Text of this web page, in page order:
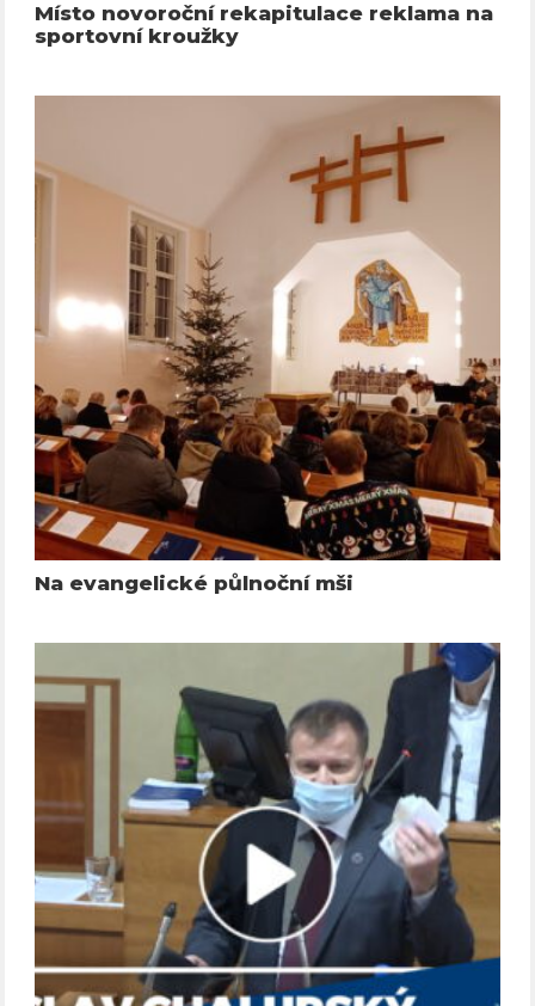
Místo novoroční rekapitulace reklama na
sportovní kroužky
Na evangelické půlnoční mši